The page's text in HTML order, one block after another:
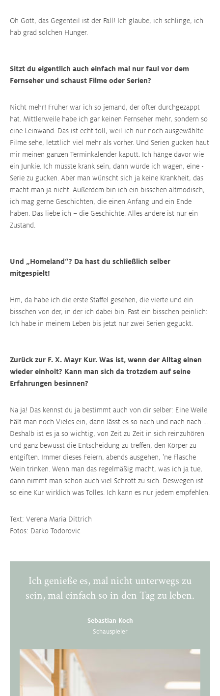
Oh Gott, das Gegenteil ist der Fall! Ich glaube, ich schlinge, ich
hab grad solchen Hunger.
Sitzt du eigentlich auch einfach mal nur faul vor dem
Fernseher und schaust Filme oder Serien?
Nicht mehr! Früher war ich so jemand, der öfter durchgezappt
hat. Mittlerweile habe ich gar keinen Fernseher mehr, sondern so
eine Leinwand. Das ist echt toll, weil ich nur noch ausgewählte
Filme sehe, letztlich viel mehr als vorher. Und Serien gucken haut
mir meinen ganzen Terminkalender kaputt. Ich hänge davor wie
ein Junkie. Ich müsste krank sein, dann würde ich wagen, eine ­
Serie zu gucken. Aber man wünscht sich ja ­keine Krankheit, das
macht man ja nicht. Außerdem bin ich ein bisschen altmodisch,
ich mag gerne Geschichten, die einen Anfang und ein Ende
haben. Das liebe ich – die Geschichte. Alles andere ist nur ein
Zustand.
Und „Homeland“? Da hast du schließlich selber
mitgespielt!
Hm, da habe ich die erste Staffel gesehen, die vierte und ein
bisschen von der, in der ich dabei bin. Fast ein bisschen peinlich:
Ich habe in meinem Leben bis jetzt nur zwei Serien geguckt.
Zurück zur F. X. Mayr Kur. Was ist, wenn der Alltag einen
wieder einholt? Kann man sich da trotzdem auf seine
Erfahrungen besinnen?
Na ja! Das kennst du ja bestimmt auch von dir selber: Eine Weile
hält man noch Vieles ein, dann lässt es so nach und nach nach …
Deshalb ist es ja so wichtig, von Zeit zu Zeit in sich reinzuhören
und ganz bewusst die Entscheidung zu treffen, den Körper zu
entgiften. Immer dieses Feiern, abends ausgehen, 'ne Flasche
Wein trinken. Wenn man das regelmäßig macht, was ich ja tue,
dann nimmt man schon auch viel Schrott zu sich. Deswegen ist
so eine Kur wirklich was Tolles. Ich kann es nur jedem empfehlen.
Text: Verena Maria Dittrich
Fotos: Darko Todorovic
Ich genieße es, mal nicht unterwegs zu
sein, mal einfach so in den Tag zu leben.
Sebastian Koch
Schauspieler